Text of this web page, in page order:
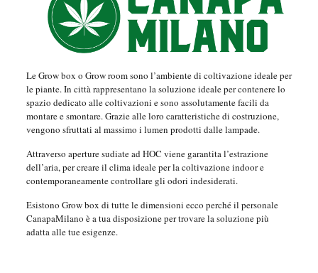
Le Grow box o Grow room sono l’ambiente di coltivazione ideale per
le piante. In città rappresentano la soluzione ideale per contenere lo
spazio dedicato alle coltivazioni e sono assolutamente facili da
montare e smontare. Grazie alle loro caratteristiche di costruzione,
vengono sfruttati al massimo i lumen prodotti dalle lampade.
Attraverso aperture sudiate ad HOC viene garantita l’estrazione
dell’aria, per creare il clima ideale per la coltivazione indoor e
contemporaneamente controllare gli odori indesiderati.
Esistono Grow box di tutte le dimensioni ecco perché il personale
CanapaMilano è a tua disposizione per trovare la soluzione più
adatta alle tue esigenze.